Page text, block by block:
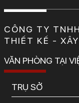
CÔNG TY
THIẾT KẾ -
VĂN PHÒNG TẠI
TRỤ SỞ